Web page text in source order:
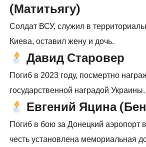
(Матитьягу)
Солдат ВСУ, служил в
Киева, оставил жену и дочь.
Давид Старовер
Погиб в 2023 году, посмертно
государственной наградой Украины.
Евгений Яцина
Погиб в бою за Донецкий аэропорт
честь установлена мемориальная